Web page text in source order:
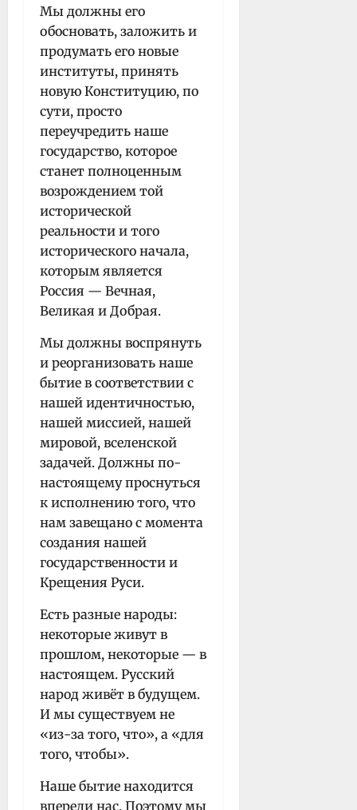
Мы должны его
обосновать, заложить и
продумать его новые
институты, принять
новую Конституцию, по
сути, просто
переучредить наше
государство, которое
станет полноценным
возрождением той
исторической
реальности и того
исторического начала,
которым является
Россия — Вечная,
Великая и Добрая.
Мы должны воспрянуть
и реорганизовать наше
бытие в соответствии с
нашей идентичностью,
нашей миссией, нашей
мировой, вселенской
задачей. Должны по-
настоящему проснуться
к исполнению того, что
нам завещано с момента
создания нашей
государственности и
Крещения Руси.
Есть разные народы:
некоторые живут в
прошлом, некоторые — в
настоящем. Русский
народ живёт в будущем.
И мы существуем не
«из-за того, что», а «для
того, чтобы».
Наше бытие находится
впереди нас. Поэтому мы